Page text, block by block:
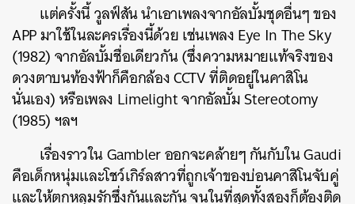
แต่ครั้งนี้ วูลฟ์สัน นำเอาเพลงจากอัลบั้มชุดอื่นๆ ของ
APP มาใช้ในละครเรื่องนี้ด้วย เช่นเพลง Eye In The Sky
(1982) จากอัลบั้มชื่อเดียวกัน (ซึ่งความหมายแท้จริงของ
ดวงตาบนท้องฟ้าก็คือกล้อง CCTV ที่ติดอยู่ในคาสิโน
นั่นเอง) หรือเพลง Limelight จากอัลบั้ม Stereotomy
(1985) ฯลฯ
เรื่องราวใน Gambler ออกจะคล้ายๆ กันกับใน Gaudi
คือเด็กหนุ่มและโชว์เกิร์ลสาวที่ถูกเจ้าของบ่อนคาสิโนจับคู่
และให้ตกหลุมรักซึ่งกันและกัน จนในที่สุดทั้งสองก็ต้องติด